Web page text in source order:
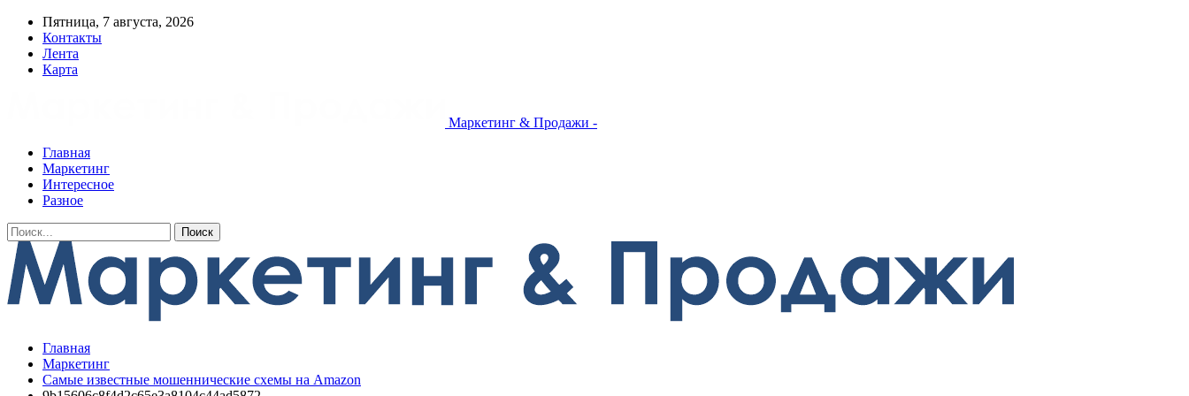
Пятница, 7 августа, 2026
Контакты
Лента
Карта
Маркетинг & Продажи -
Главная
Маркетинг
Интересное
Разное
Главная
Маркетинг
Самые известные мошеннические схемы на Amazon